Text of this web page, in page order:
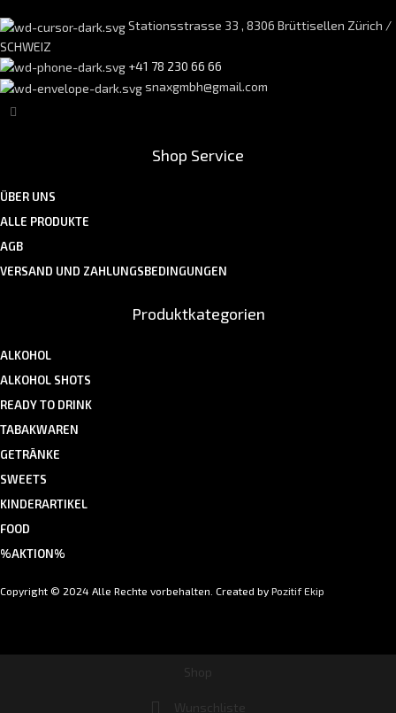
Stationsstrasse 33 , 8306 Brüttisellen Zürich /
SCHWEIZ
+41 78 230 66 66
snaxgmbh@gmail.com
Shop Service
ÜBER UNS
ALLE PRODUKTE
AGB
VERSAND UND ZAHLUNGSBEDINGUNGEN
Produktkategorien
ALKOHOL
ALKOHOL SHOTS
READY TO DRINK
TABAKWAREN
GETRÄNKE
SWEETS
KINDERARTIKEL
FOOD
%AKTION%
Copyright © 2024 Alle Rechte vorbehalten. Created by Pozitif Ekip
Shop
Wunschliste